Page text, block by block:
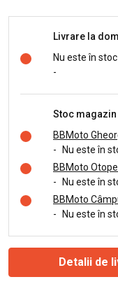
Livrare la
Nu este în stoc
-
Stoc magazin
BBMoto
-
Nu este în
BBMoto
-
Nu este în
BBMoto
-
Nu este în
Detalii de